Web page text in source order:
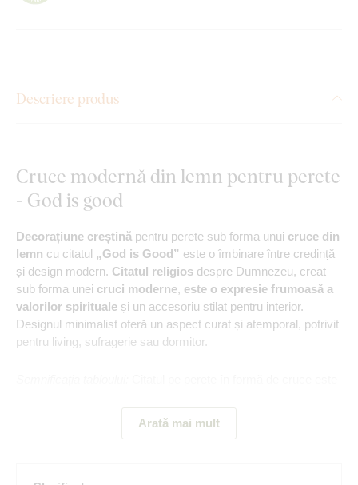
Descriere produs
Cruce modernă din lemn pentru perete
- God is good
Decorațiune creștină pentru perete sub forma unui cruce din
lemn cu citatul „God is Good” este o îmbinare între credință
și design modern. Citatul religios despre Dumnezeu, creat
sub forma unei cruci moderne, este o expresie frumoasă a
valorilor spirituale și un accesoriu stilat pentru interior.
Designul minimalist oferă un aspect curat și atemporal, potrivit
pentru living, sufragerie sau dormitor.
Arată mai mult